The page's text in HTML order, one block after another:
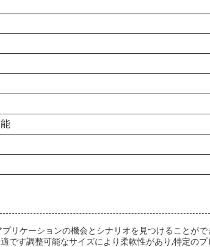
リケーションの機会とシナリオを見つけることがで
です調整可能なサイズにより柔軟性があり,特定のプ